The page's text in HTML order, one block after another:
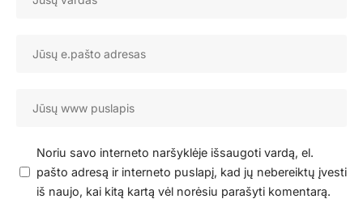
Noriu savo interneto naršyklėje išsaugoti vardą, el.
pašto adresą ir interneto puslapį, kad jų nebereiktų įvesti
iš naujo, kai kitą kartą vėl norėsiu parašyti komentarą.